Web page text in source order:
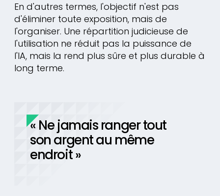
En d'autres termes, l'objectif n'est pas
d'éliminer toute exposition, mais de
l'organiser. Une répartition judicieuse de
l'utilisation ne réduit pas la puissance de
l'IA, mais la rend plus sûre et plus durable à
long terme.
« Ne jamais ranger tout
son argent au même
endroit »